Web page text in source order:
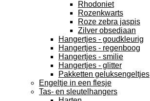
Rhodoniet
Rozenkwarts
Roze zebra jaspis
Zilver obsediaan
Hangertjes - goudkleurig
Hangertjes - regenboog
Hangertjes - smilie
Hangertjes - glitter
Pakketten geluksengeltjes
Engeltje in een flesje
Tas- en sleutelhangers